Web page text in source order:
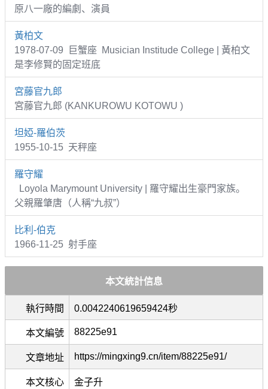
原八一廠的編劇、演員
黃柏文
1978-07-09 巨蟹座 Musician Institude College | 黃柏文
是李修賢的固定班底
宮藤官九郎
宮藤官九郎 (KANKUROWU KOTOWU )
坦婭-羅伯茨
1955-10-15 天秤座
羅守耀
Loyola Marymount University | 羅守耀出生豪門家族。
父親羅肇唐（人稱“九叔”）
比利-伯克
1966-11-25 射手座
本文統計信息
執行時間 0.0042240619659424秒
本文編號 88225e91
文章地址 https://mingxing9.cn/item/88225e91/
本文核心 金子升